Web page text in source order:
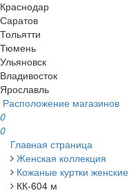
Краснодар
Саратов
Тольятти
Тюмень
Ульяновск
Владивосток
Ярославль
Расположение магазинов
0
0
Главная страница
Женская коллекция
Кожаные куртки женские
КК-604 м